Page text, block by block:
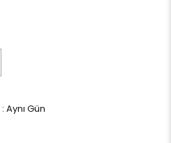
: Aynı Gün